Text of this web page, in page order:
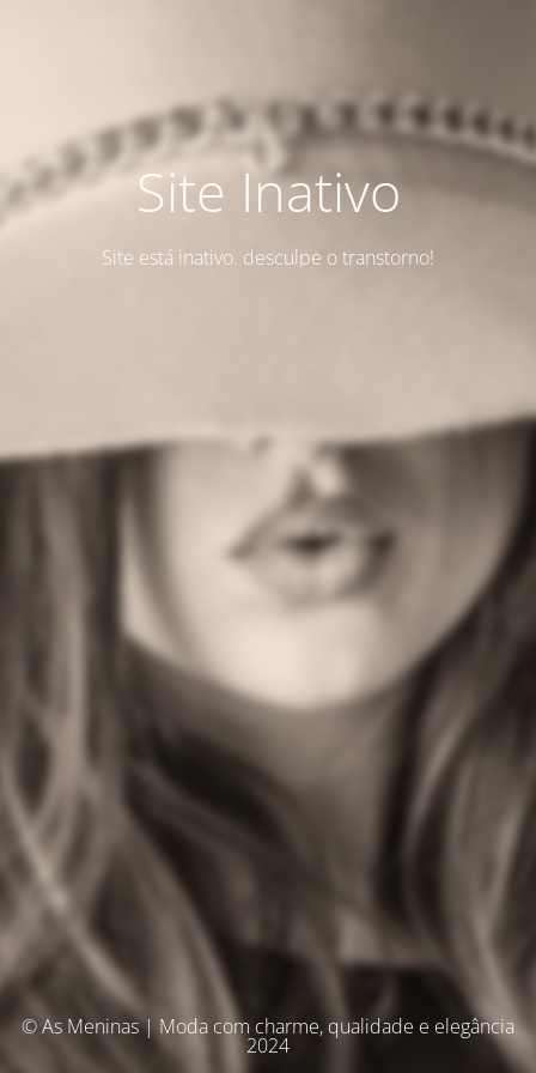
Site Inativo
Site está inativo. desculpe o transtorno!
© As Meninas | Moda com charme, qualidade e elegância
2024